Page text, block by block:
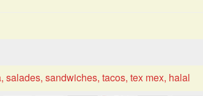
salades, sandwiches, tacos, tex mex, halal